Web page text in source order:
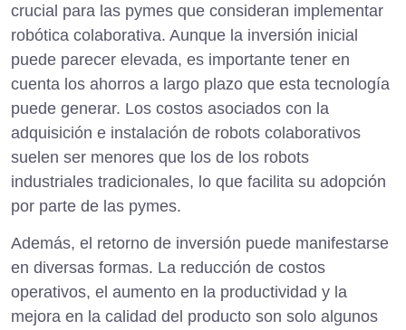
crucial para las pymes que consideran implementar
robótica colaborativa. Aunque la inversión inicial
puede parecer elevada, es importante tener en
cuenta los ahorros a largo plazo que esta tecnología
puede generar. Los costos asociados con la
adquisición e instalación de robots colaborativos
suelen ser menores que los de los robots
industriales tradicionales, lo que facilita su adopción
por parte de las pymes.
Además, el retorno de inversión puede manifestarse
en diversas formas. La reducción de costos
operativos, el aumento en la productividad y la
mejora en la calidad del producto son solo algunos